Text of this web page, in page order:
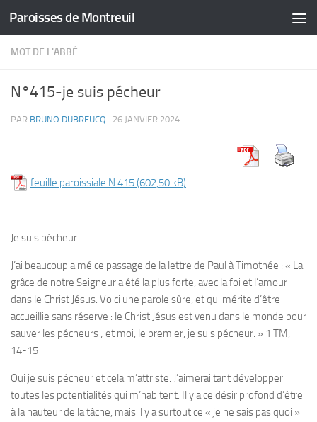
Skip to content
Paroisses de Montreuil
MOT DE L'ABBÉ
N°415-je suis pécheur
PAR BRUNO DUBREUCQ · 26 JANVIER 2024
feuille paroissiale N 415
Je suis pécheur.
J’ai beaucoup aimé ce passage de la lettre de Paul à Timothée : « La
grâce de notre Seigneur a été la plus forte, avec la foi et l’amour
dans le Christ Jésus. Voici une parole sûre, et qui mérite d’être
accueillie sans réserve : le Christ Jésus est venu dans le monde pour
sauver les pécheurs ; et moi, le premier, je suis pécheur. » 1 TM,
14-15
Oui je suis pécheur et cela m’attriste. J’aimerai tant développer
toutes les potentialités qui m’habitent. Il y a ce désir profond d’être
à la hauteur de la tâche, mais il y a surtout ce « je ne sais pas quoi »